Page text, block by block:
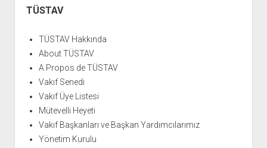
FİDEF KİTAPLIĞI
Menü
TÜSTAV
TÜSTAV Hakkında
About TÜSTAV
A Propos de TÜSTAV
Vakıf Senedi
Vakıf Üye Listesi
Mütevelli Heyeti
Vakıf Başkanları ve Başkan Yardımcılarımız
Yönetim Kurulu